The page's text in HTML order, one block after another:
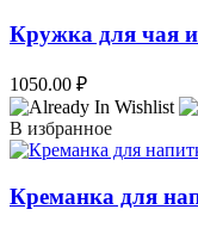
Кружка для чая
1050.00 ₽
В избранное
Креманка для